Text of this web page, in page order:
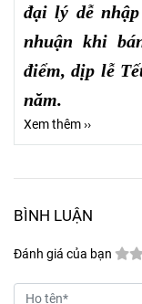
đại lý dễ
nhuận khi
điểm, dịp lễ
năm.
Xem thêm ››
BÌNH LUẬN
Đánh giá của bạn